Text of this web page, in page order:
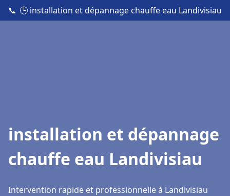
📞 🕒 installation et dépannage chauffe eau Landivisiau
installation et dépannage
chauffe eau Landivisiau
Intervention rapide et professionnelle à Landivisiau